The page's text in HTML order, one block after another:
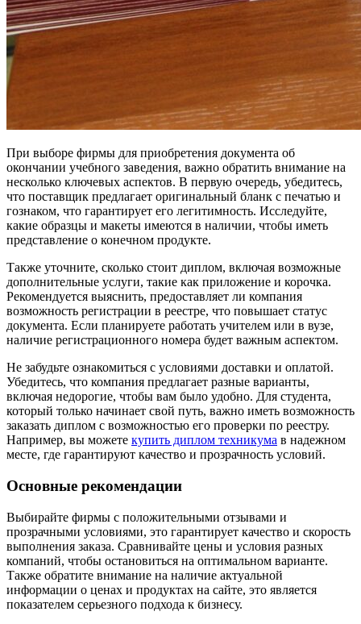
При выборе фирмы для приобретения документа об
окончании учебного заведения, важно обратить внимание на
несколько ключевых аспектов. В первую очередь, убедитесь,
что поставщик предлагает оригинальный бланк с печатью и
гознаком, что гарантирует его легитимность. Исследуйте,
какие образцы и макеты имеются в наличии, чтобы иметь
представление о конечном продукте.
Также уточните, сколько стоит диплом, включая возможные
дополнительные услуги, такие как приложение и корочка.
Рекомендуется выяснить, предоставляет ли компания
возможность регистрации в реестре, что повышает статус
документа. Если планируете работать учителем или в вузе,
наличие регистрационного номера будет важным аспектом.
Не забудьте ознакомиться с условиями доставки и оплатой.
Убедитесь, что компания предлагает разные варианты,
включая недорогие, чтобы вам было удобно. Для студента,
который только начинает свой путь, важно иметь возможность
заказать диплом с возможностью его проверки по реестру.
Например, вы можете купить диплом техникума в надежном
месте, где гарантируют качество и прозрачность условий.
Основные рекомендации
Выбирайте фирмы с положительными отзывами и
прозрачными условиями, это гарантирует качество и скорость
выполнения заказа. Сравнивайте цены и условия разных
компаний, чтобы остановиться на оптимальном варианте.
Также обратите внимание на наличие актуальной
информации о ценах и продуктах на сайте, это является
показателем серьезного подхода к бизнесу.